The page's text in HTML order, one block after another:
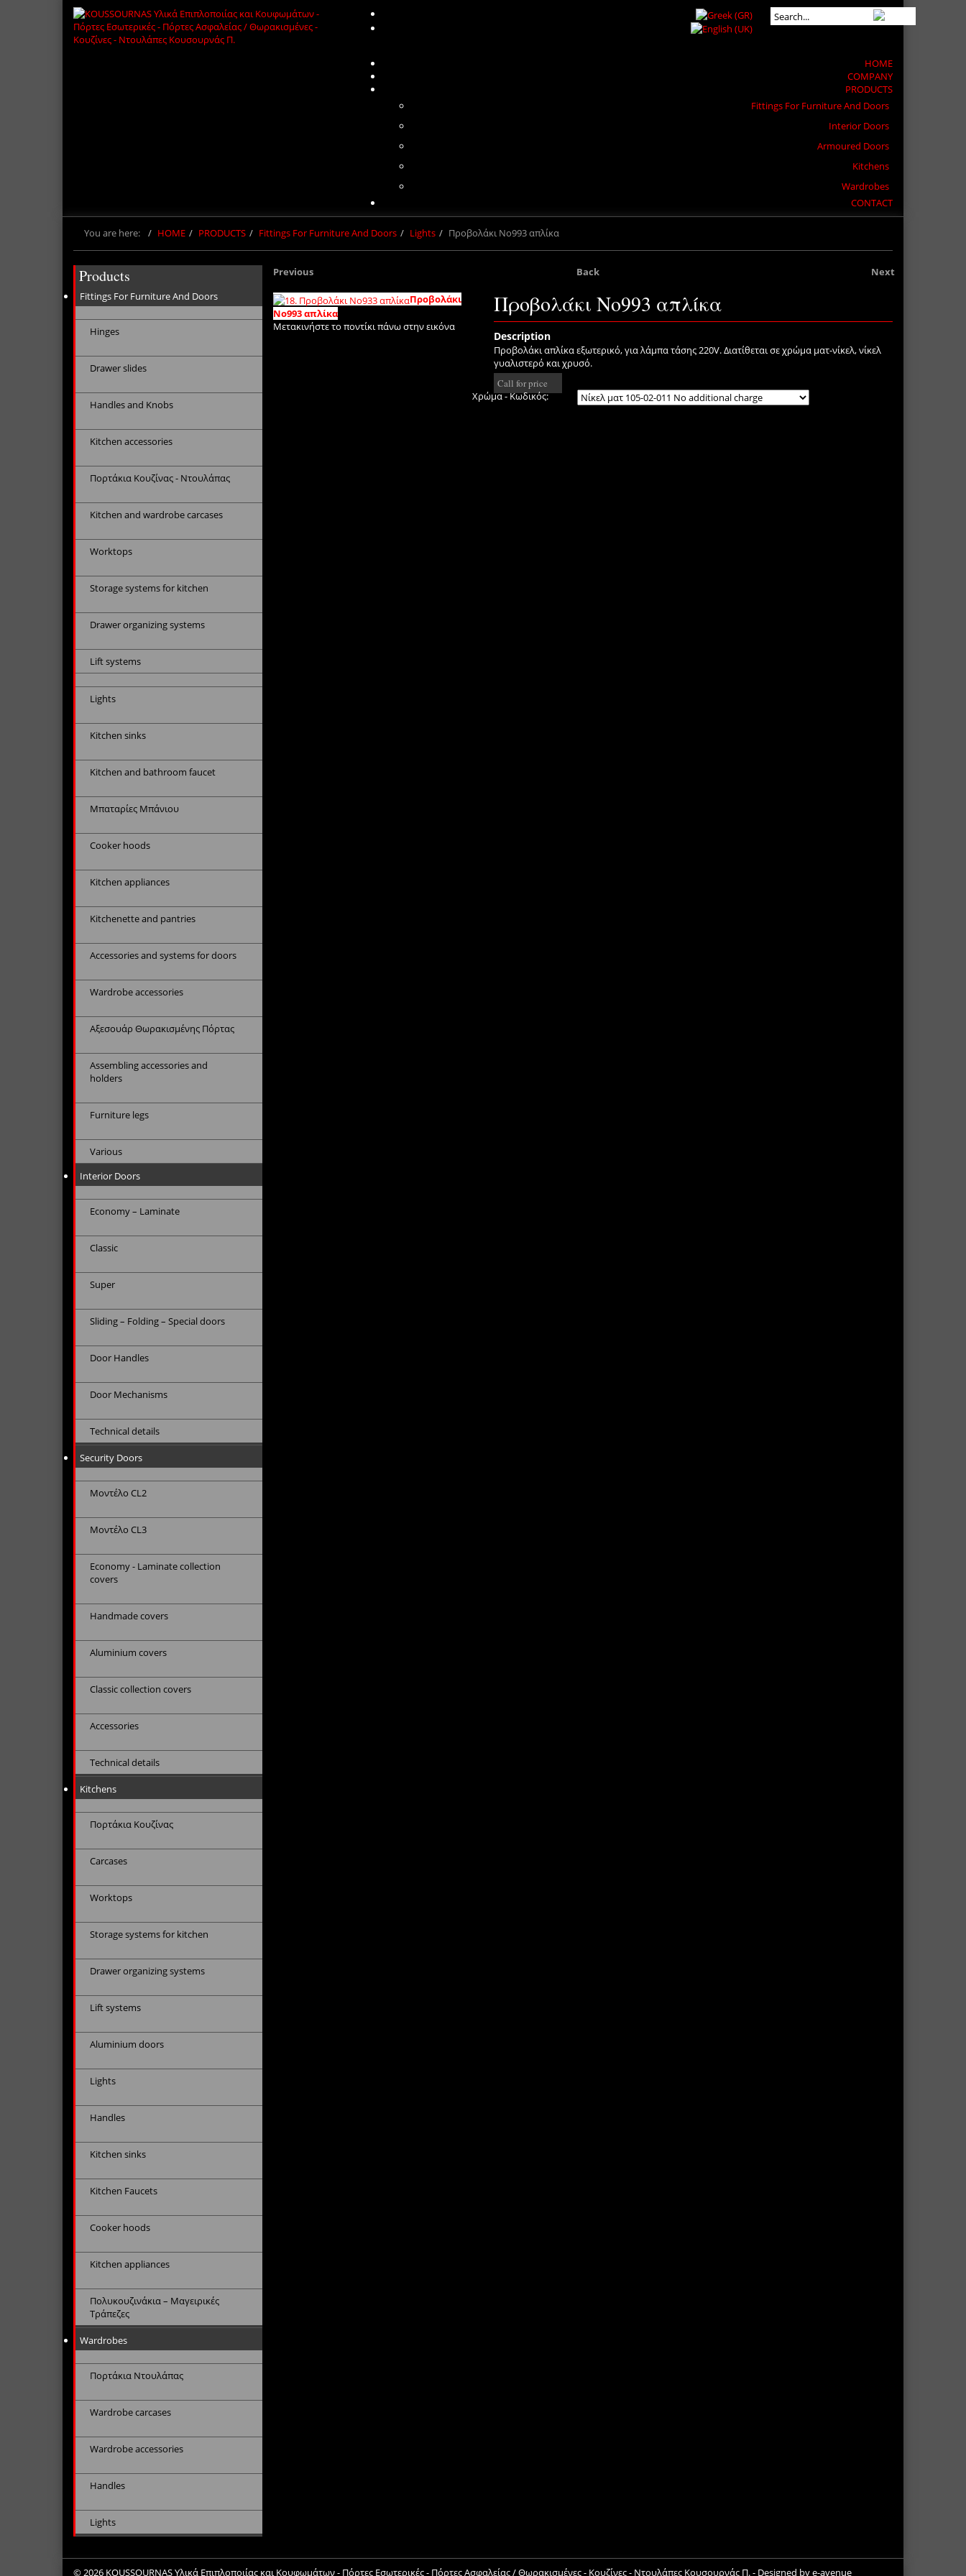
HOME
COMPANY
PRODUCTS
Fittings For Furniture And Doors
Interior Doors
Armoured Doors
Kitchens
Wardrobes
CONTACT
You are here: HOME PRODUCTS Fittings For Furniture And Doors Lights Προβολάκι Νο993 απλίκα
Previous Back Next
Προβολάκι
Νο993 απλίκα
Μετακινήστε το ποντίκι πάνω στην εικόνα
Προβολάκι Νο993 απλίκα
Description
Προβολάκι απλίκα εξωτερικό, για λάμπα τάσης 220V. Διατίθεται σε χρώμα ματ-νίκελ, νίκελ
γυαλιστερό και χρυσό.
Call for price
Χρώμα - Κωδικός:
Products
Fittings For Furniture And Doors
Hinges
Drawer slides
Handles and Knobs
Kitchen accessories
Πορτάκια Κουζίνας - Ντουλάπας
Kitchen and wardrobe carcases
Worktops
Storage systems for kitchen
Drawer organizing systems
Lift systems
Lights
Kitchen sinks
Kitchen and bathroom faucet
Μπαταρίες Μπάνιου
Cooker hoods
Kitchen appliances
Kitchenette and pantries
Accessories and systems for doors
Wardrobe accessories
Αξεσουάρ Θωρακισμένης Πόρτας
Assembling accessories and
holders
Furniture legs
Various
Interior Doors
Economy – Laminate
Classic
Super
Sliding – Folding – Special doors
Door Handles
Door Mechanisms
Technical details
Security Doors
Μοντέλο CL2
Μοντέλο CL3
Economy - Laminate collection
covers
Handmade covers
Aluminium covers
Classic collection covers
Accessories
Technical details
Kitchens
Πορτάκια Κουζίνας
Carcases
Worktops
Storage systems for kitchen
Drawer organizing systems
Lift systems
Aluminium doors
Lights
Handles
Kitchen sinks
Kitchen Faucets
Cooker hoods
Kitchen appliances
Πολυκουζινάκια – Μαγειρικές
Τράπεζες
Wardrobes
Πορτάκια Ντουλάπας
Wardrobe carcases
Wardrobe accessories
Handles
Lights
© 2026 KOUSSOURNAS Υλικά Επιπλοποιίας και Κουφωμάτων - Πόρτες Εσωτερικές - Πόρτες Ασφαλείας / Θωρακισμένες - Κουζίνες - Ντουλάπες Κουσουρνάς Π.- Designed bye-avenue